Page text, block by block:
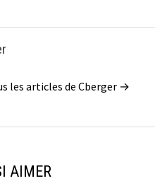
les articles de Cberger →
AIMER